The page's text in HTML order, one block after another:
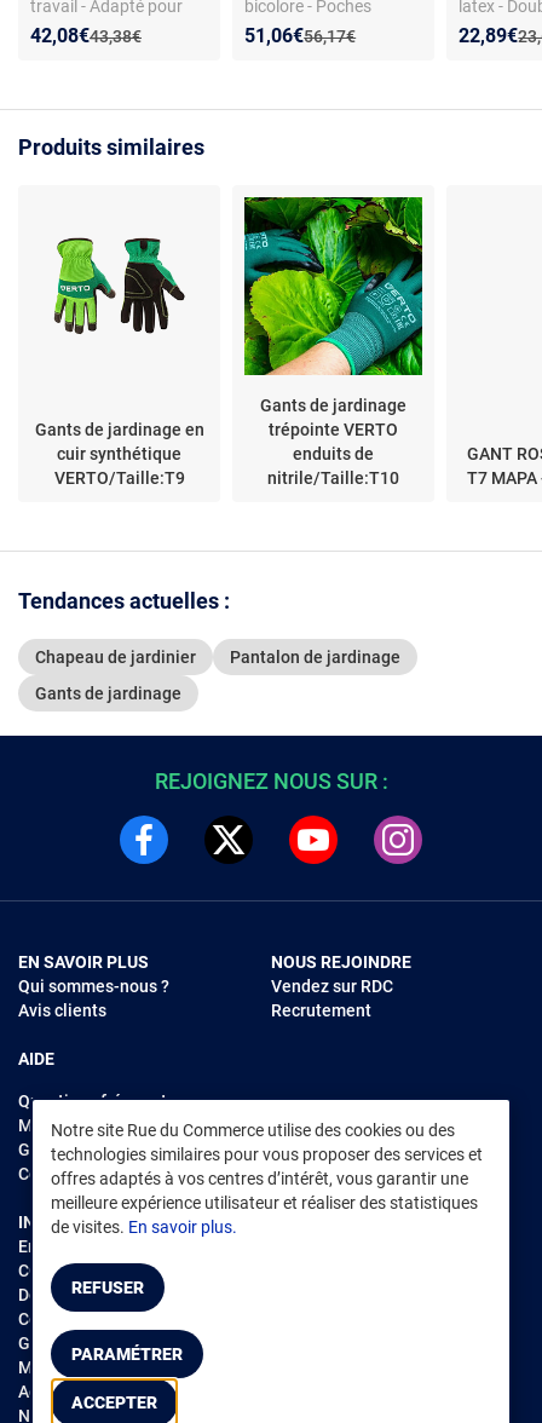
travail - Adapté pour
transport, électriciens,
Ancien prix :
43,38€
Nouveau prix :
42,08€
Réduction de :
bicolore - Poches
genouillères - Renfort
Ancien prix :
56,17€
Nouveau prix :
51,06€
Réduction de :
latex -
Confort
Nouveau
22,89€
Produits similaires
Gants de jardinage en
cuir synthétique
VERTO/Taille:T9
Gants de jardinage
trépointe VERTO
enduits de
nitrile/Taille:T10
GANT
T7
Tendances actuelles :
Chapeau de jardinier
Pantalon de jardinage
Gants de jardinage
Notre site Rue du Commerce utilise des cookies ou des
technologies similaires pour vous proposer des services et
offres adaptés à vos centres d’intérêt, vous garantir une
meilleure expérience utilisateur et réaliser des statistiques
de visites. En savoir plus.
REFUSER
PARAMÉTRER
ACCEPTER
REJOIGNEZ NOUS SUR :
EN SAVOIR PLUS
Qui sommes-nous ?
Avis clients
AIDE
Questions fréquentes
Modes de règlements
Garantie et retours
Contacter Rue du Commerce
NOUS REJOINDRE
Vendez sur RDC
Recrutement
INFORMATIONS LÉGALES
Environnement
CGV /CGU Marketplace
Données personnelles
Cookies
Gérer mes cookies
Mentions légales
Accessibilité : non conforme
Notice d'accessibilité